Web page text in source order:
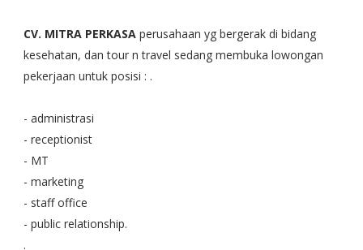
CV. MITRA PERKASA perusahaan yg bergerak di bidang
kesehatan, dan tour n travel sedang membuka lowongan
pekerjaan untuk posisi : .
- administrasi
- receptionist
- MT
- marketing
- staff office
- public relationship.
.